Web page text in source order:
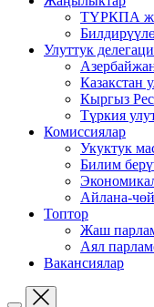
ТҮРКПА
Улуттук
Казакстан
Кыргыз
Түркия
Комиссиялар
Укуктук
Билим
Айлана-
Топтор
Жаш
Аял
Вакансиялар